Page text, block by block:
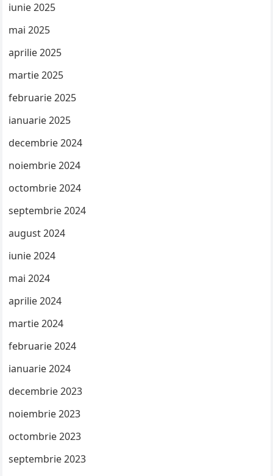
iunie 2025
mai 2025
aprilie 2025
martie 2025
februarie 2025
ianuarie 2025
decembrie 2024
noiembrie 2024
octombrie 2024
septembrie 2024
august 2024
iunie 2024
mai 2024
aprilie 2024
martie 2024
februarie 2024
ianuarie 2024
decembrie 2023
noiembrie 2023
octombrie 2023
septembrie 2023